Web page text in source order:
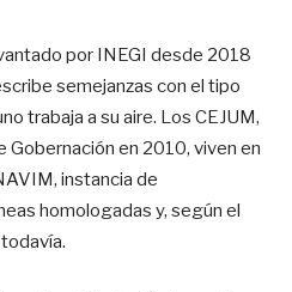
por INEGI desde 2018
semejanzas con el tipo
trabaja a su aire. Los CEJUM,
Gobernación en 2010, viven en
instancia de
homologadas y, según el